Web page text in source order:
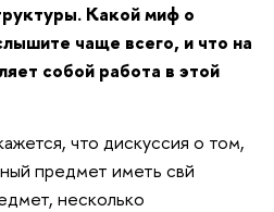
Какой миф о
чаще всего, и что на
собой работа в этой
что дискуссия о том,
предмет иметь свй
несколько